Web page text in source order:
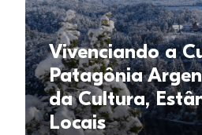
Vivenciando a
Patagônia
da Cultura,
Locais